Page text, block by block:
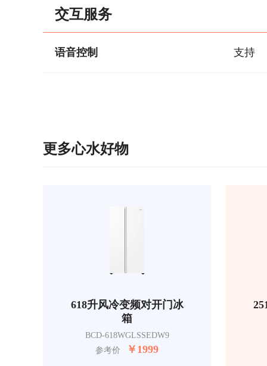
交互服务
语音控制 支持
更多心水好物
618升风冷变频对开门冰
箱
BCD-618WGLSSEDW9
参考价
￥ 1999